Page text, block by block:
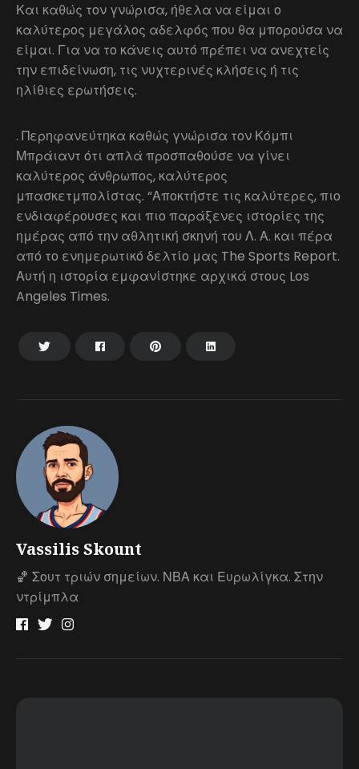
Vassilis Skount
🏀 Σουτ τριών σημείων. ΝΒΑ και Ευρωλίγκα. Στην
ντρίμπλα
Και καθώς τον γνώρισα, ήθελα να είμαι ο
καλύτερος μεγάλος αδελφός που θα μπορούσα να
είμαι. Για να το κάνεις αυτό πρέπει να ανεχτείς
την επιδείνωση, τις νυχτερινές κλήσεις ή τις
ηλίθιες ερωτήσεις.
. Περηφανεύτηκα καθώς γνώρισα τον Κόμπι
Μπράιαντ ότι απλά προσπαθούσε να γίνει
καλύτερος άνθρωπος, καλύτερος
μπασκετμπολίστας. “Αποκτήστε τις καλύτερες, πιο
ενδιαφέρουσες και πιο παράξενες ιστορίες της
ημέρας από την αθλητική σκηνή του Λ. Α. και πέρα
από το ενημερωτικό δελτίο μας The Sports Report.
Αυτή η ιστορία εμφανίστηκε αρχικά στους Los
Angeles Times.